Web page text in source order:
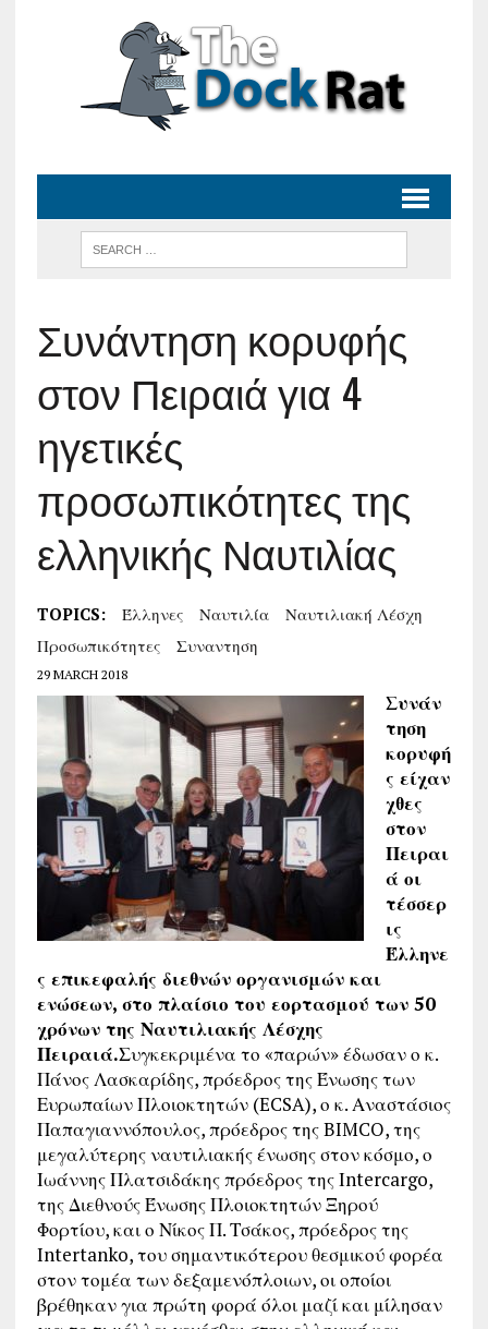
Συνάντηση κορυφής
στον Πειραιά για 4
ηγετικές
προσωπικότητες της
ελληνικής Ναυτιλίας
TOPICS: Έλληνες Ναυτιλία
Ναυτιλιακή Λέσχη
Προσωπικότητες
Συναντηση
29 MARCH 2018
Συνάν
τηση
κορυφή
ς είχαν
χθες
στον
Πειραι
ά οι
τέσσερ
ις
Έλληνε
ς επικεφαλής διεθνών οργανισμών και
ενώσεων, στο πλαίσιο του εορτασμού των 50
χρόνων της Ναυτιλιακής Λέσχης
Πειραιά.Συγκεκριμένα το «παρών» έδωσαν ο κ.
Πάνος Λασκαρίδης, πρόεδρος της Ένωσης των
Ευρωπαίων Πλοιοκτητών (ECSA), ο κ. Αναστάσιος
Παπαγιαννόπουλος, πρόεδρος της BIMCO, της
μεγαλύτερης ναυτιλιακής ένωσης στον κόσμο, ο
Ιωάννης Πλατσιδάκης πρόεδρος της Ιntercargo,
της Διεθνούς Ένωσης Πλοιοκτητών Ξηρού
Φορτίου, και ο Νίκος Π. Τσάκος, πρόεδρος της
Intertanko, του σημαντικότερου θεσμικού φορέα
στον τομέα των δεξαμενόπλοιων, οι οποίοι
βρέθηκαν για πρώτη φορά όλοι μαζί και μίλησαν